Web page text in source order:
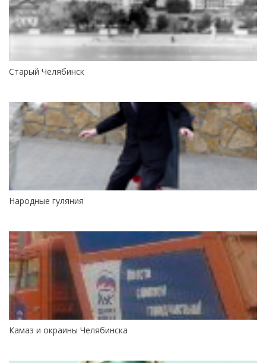
Старый Челябинск
Народные гуляния
Камаз и окраины Челябинска